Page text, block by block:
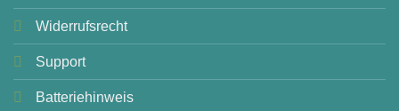
Widerrufsrecht
Support
Batteriehinweis